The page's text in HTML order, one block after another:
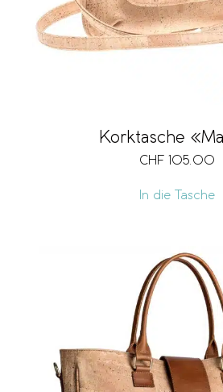
Korktasche
CHF 105.00
In die Tasche